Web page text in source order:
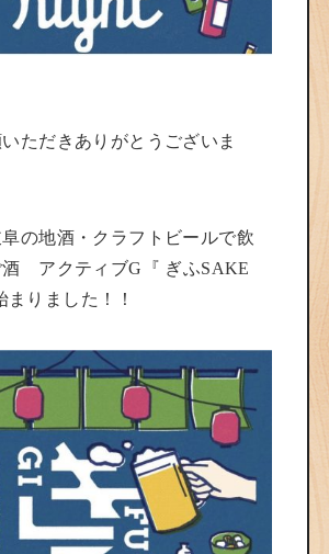
ただきありがとうございま
の地酒・クラフトビールで飲
酒 アクティブG『 ぎふSAKE
まりました！！